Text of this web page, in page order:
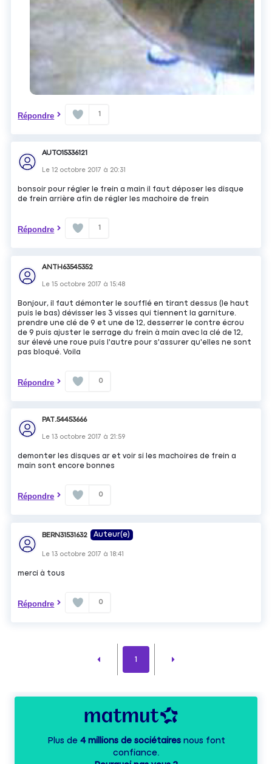
Répondre 1
AUTO15336121
Le12 octobre 2017 à 20:31
bonsoir pour régler le frein a main il faut déposer les disque
de frein arrière afin de régler les machoire de frein
Répondre 1
ANTH63545352
Le15 octobre 2017 à15:48
Bonjour, il faut démonter le soufflé en tirant dessus (le haut
puis le bas) dévisser les 3 visses qui tiennent la garniture.
prendre une clé de 9 et une de 12, desserrer le contre écrou
de 9 puis ajuster le serrage du frein à main avec la clé de 12,
sur élevé une roue puis l'autre pour s'assurer qu'elles ne sont
pas bloqué. Voila
Répondre 0
PAT.54453666
Le13 octobre 2017 à 21:59
demonter les disques ar et voir si les machoires de frein a
main sont encore bonnes
Répondre 0
BERN31531632 Auteur(e)
Le13 octobre 2017 à18:41
merci à tous
Répondre 0
1
Plus de 4 millions de sociétairesnous font
confiance.